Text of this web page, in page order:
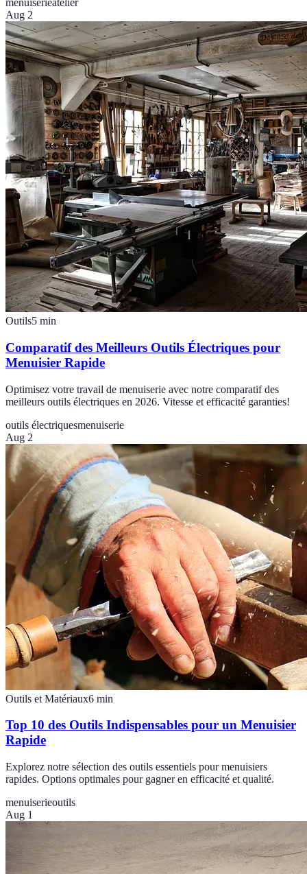
menuiserieatelier
Aug 2
Outils5 min
Comparatif des Meilleurs Outils Électriques pour
Menuisier Rapide
Optimisez votre travail de menuiserie avec notre comparatif des
meilleurs outils électriques en 2026. Vitesse et efficacité garanties!
outils électriquesmenuiserie
Aug 2
Outils et Matériaux6 min
Top 10 des Outils Indispensables pour un Menuisier
Rapide
Explorez notre sélection des outils essentiels pour menuisiers
rapides. Options optimales pour gagner en efficacité et qualité.
menuiserieoutils
Aug 1